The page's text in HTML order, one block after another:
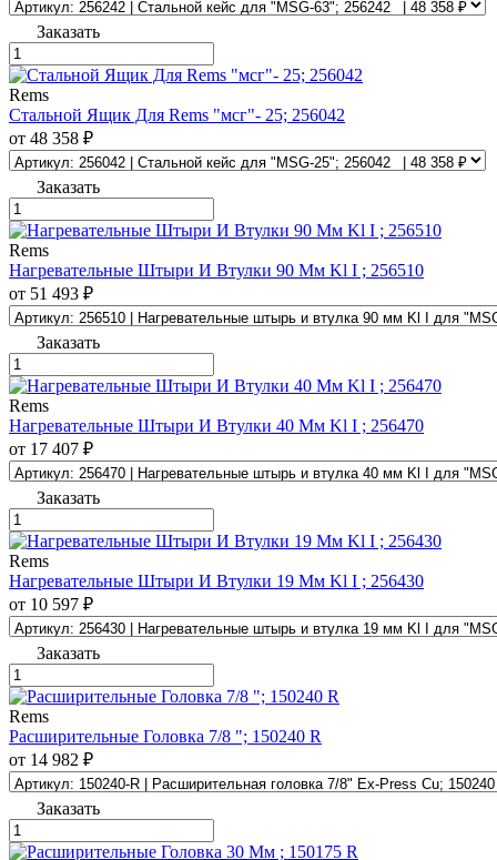
Заказать
Rems
Стальной Ящик Для Rems "мсг"- 25; 256042
от 48 358 ₽
Заказать
Rems
Нагревательные Штыри И Втулки 90 Мм Kl I ; 256510
от 51 493 ₽
Заказать
Rems
Нагревательные Штыри И Втулки 40 Мм Kl I ; 256470
от 17 407 ₽
Заказать
Rems
Нагревательные Штыри И Втулки 19 Мм Kl I ; 256430
от 10 597 ₽
Заказать
Rems
Расширительные Головка 7/8 "; 150240 R
от 14 982 ₽
Заказать